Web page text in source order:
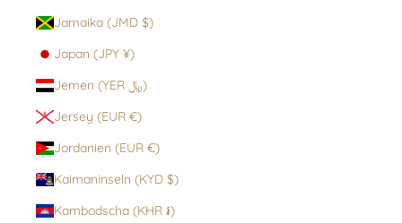
Jamaika (JMD $)
Japan (JPY ¥)
Jemen (YER ﷼)
Jersey (EUR €)
Jordanien (EUR €)
Kaimaninseln (KYD $)
Kambodscha (KHR ៛)